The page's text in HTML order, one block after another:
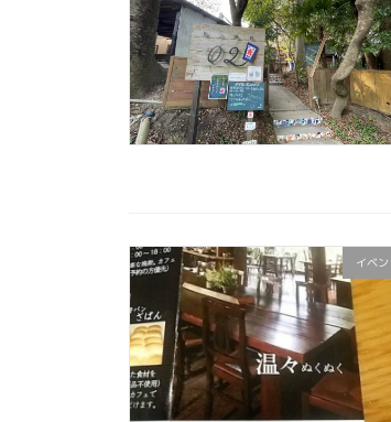
イベン